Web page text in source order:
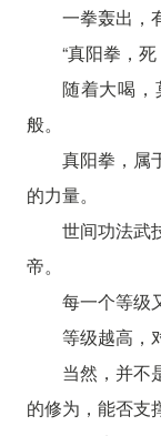
一拳轰出，
“真阳拳，死
随着大喝
般。
真阳拳，属
的力量。
世间功法武
帝。
每一个等级
等级越高，
当然，并不
的修为，能否支